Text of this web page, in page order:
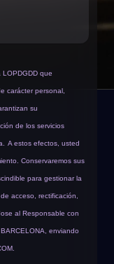
LOPDGDD que
carácter personal,
su
de los servicios
A estos efectos, usted
Conservaremos sus
para gestionar la
acceso, rectificación,
al Responsable con
enviando
.